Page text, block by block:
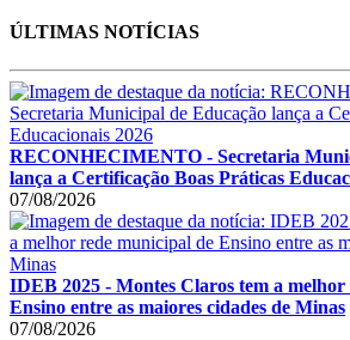
ÚLTIMAS NOTÍCIAS
RECONHECIMENTO - Secretaria
lança a Certificação Boas Práticas
07/08/2026
IDEB 2025 - Montes Claros tem a
Ensino entre as maiores cidades de Minas
07/08/2026